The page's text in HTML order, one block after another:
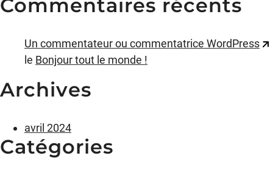
Commentaires récents
Un commentateur ou commentatrice WordPress
le Bonjour tout le monde !
Archives
avril 2024
Catégories